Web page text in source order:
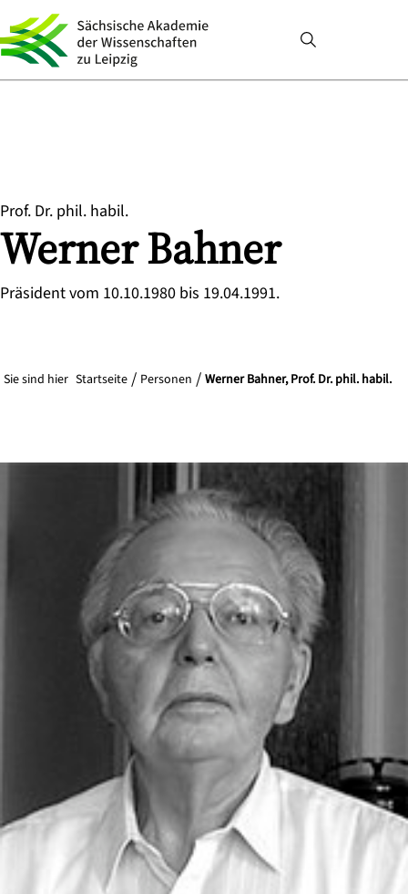
Prof. Dr. phil. habil.
WernerBahner
Präsident vom 10.10.1980 bis 19.04.1991.
Sie sind hier Startseite Personen Werner Bahner, Prof. Dr. phil. habil.